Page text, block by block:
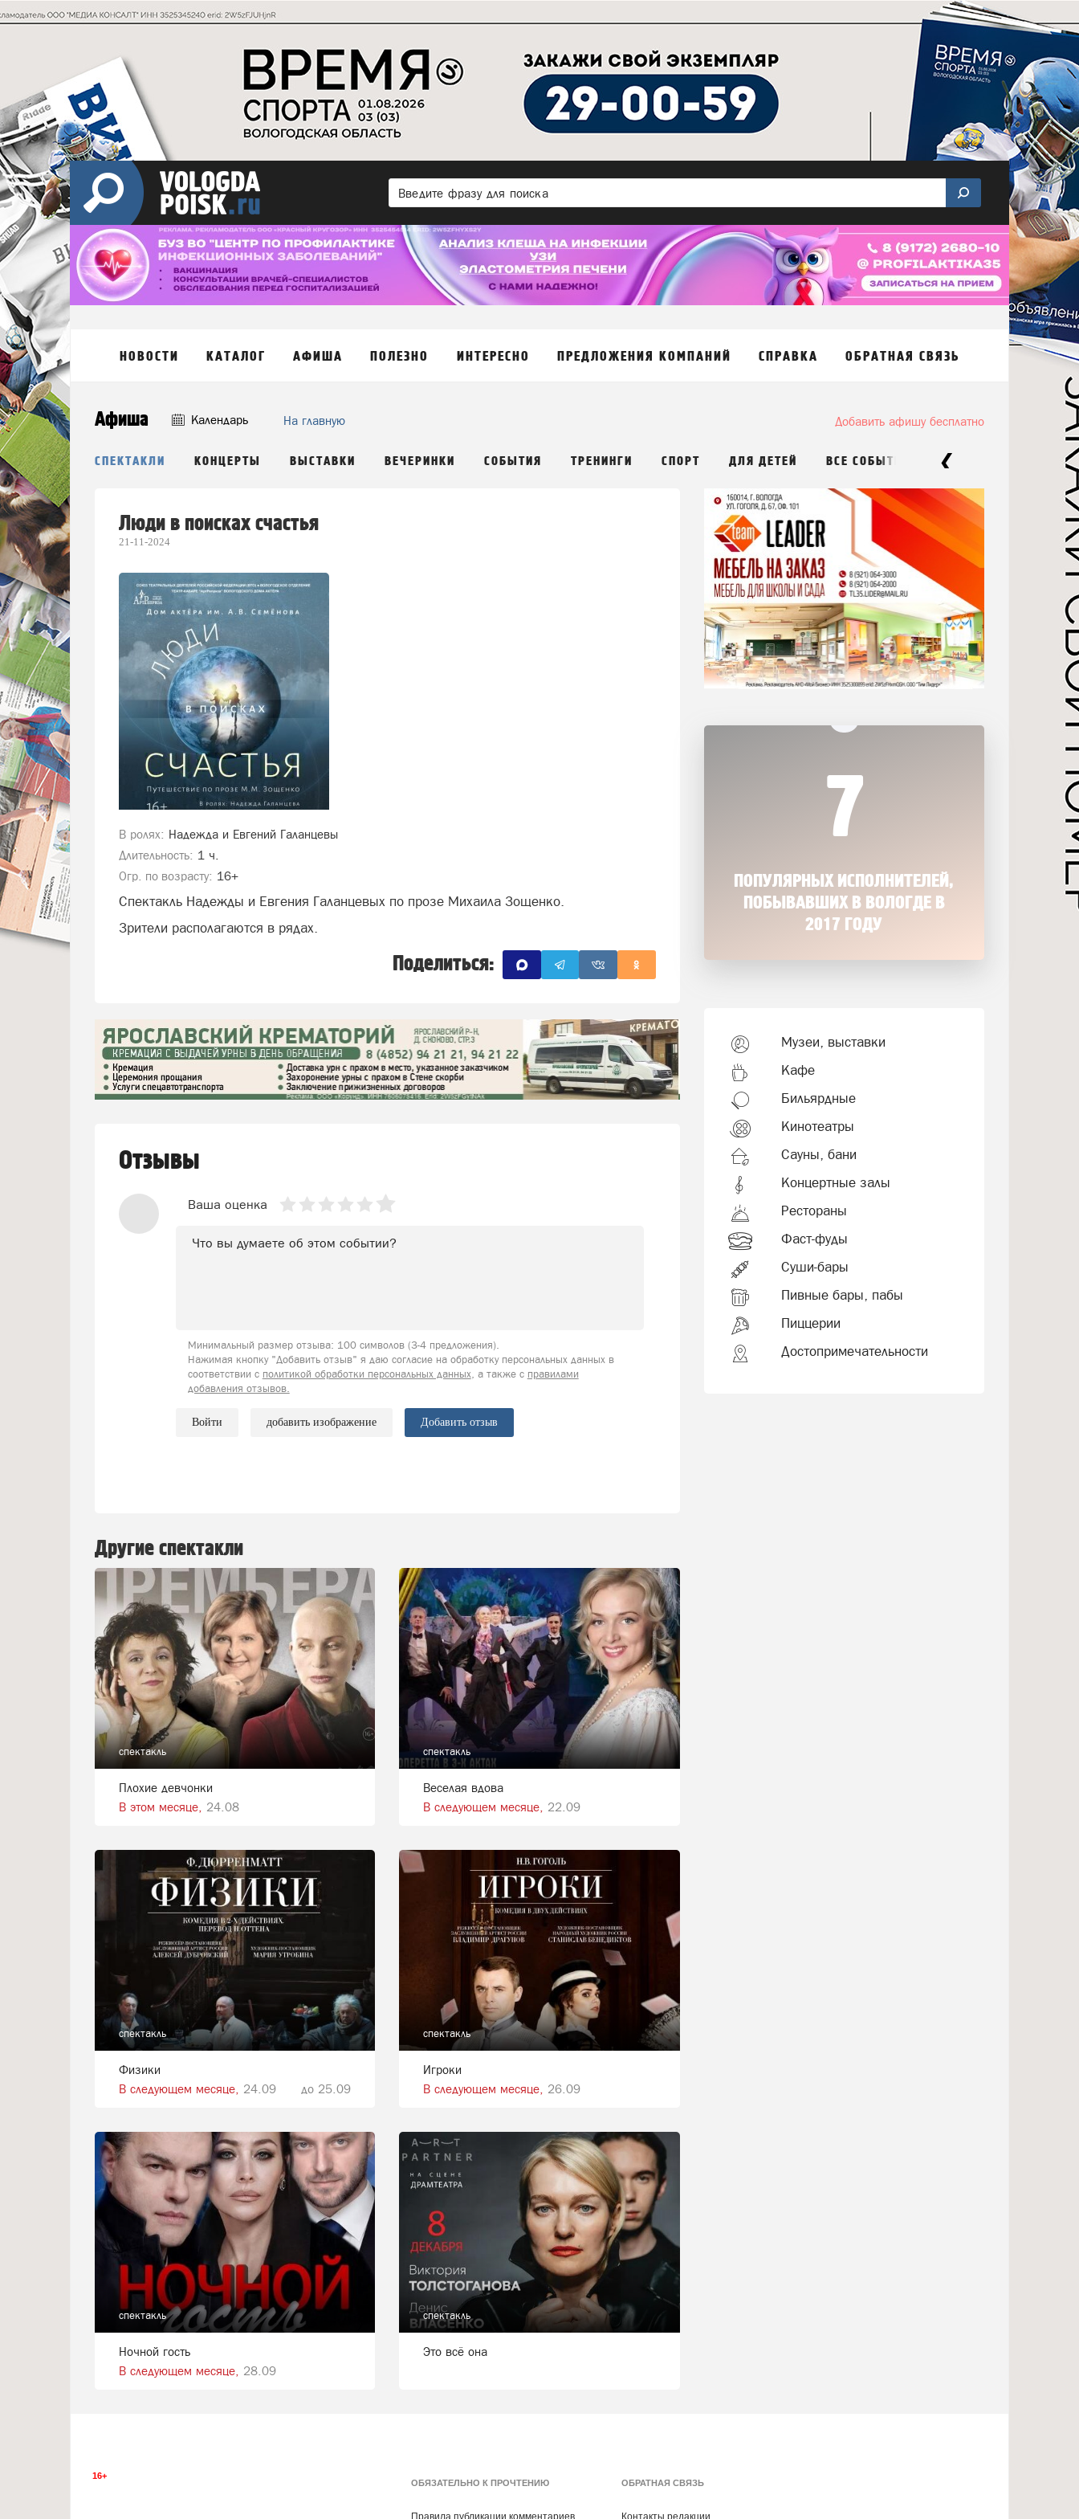
НОВОСТИ КАТАЛОГ АФИША ПОЛЕЗНО ИНТЕРЕСНО ПРЕДЛОЖЕНИЯ КОМПАНИЙ СПРАВКА ОБРАТНАЯ СВЯЗЬ
Афиша Календарь На главную Добавить афишу бесплатно
ФИЛЬМЫ СПЕКТАКЛИ КОНЦЕРТЫ ВЫСТАВКИ ВЕЧЕРИНКИ СОБЫТИЯ ТРЕНИНГИ СПОРТ ДЛЯ ДЕТЕЙ ВСЕ СОБЫТИЯ \
Люди в поисках счастья
21-11-2024
В ролях: Надежда и Евгений Галанцевы
Длительность: 1 ч.
Огр. по возрасту: 16+
Спектакль Надежды и Евгения Галанцевых по прозе Михаила Зощенко.
Зрители располагаются в рядах.
Поделиться:
Отзывы
Ваша оценка
Минимальный размер отзыва: 100 символов (3-4 предложения).
Нажимая кнопку "Добавить отзыв" я даю согласие на обработку персональных данных в
соответствии с политикой обработки персональных данных , а также с правилами
добавления отзывов.
Войти добавить изображение Добавить отзыв
Другие спектакли
спектакль
Плохие девчонки
В этом месяце,
24.08
спектакль
Веселая вдова
В следующем месяце,
22.09
спектакль
Физики
В следующем месяце,
24.09 до 25.09
спектакль
Игроки
В следующем месяце,
26.09
спектакль
Ночной гость
В следующем месяце,
28.09
спектакль
Это всё она
7
ПОПУЛЯРНЫХ ИСПОЛНИТЕЛЕЙ,
ПОБЫВАВШИХ В ВОЛОГДЕ В
2017 ГОДУ
Музеи, выставки
Кафе
Бильярдные
Кинотеатры
Сауны, бани
Концертные залы
Рестораны
Фаст-фуды
Суши-бары
Пивные бары, пабы
Пиццерии
Достопримечательности
16+
ОБЯЗАТЕЛЬНО К ПРОЧТЕНИЮ
Правила публикации комментариев
ОБРАТНАЯ СВЯЗЬ
Контакты редакции